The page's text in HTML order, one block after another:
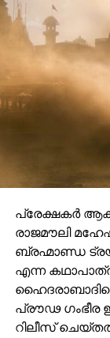
പ്രേക്ഷകർ
രാജമൗലി
ബ്രഹ്മാണ്ഡ
എന്ന
പ്രൗഢ ഗംഭീര
റിലീസ്